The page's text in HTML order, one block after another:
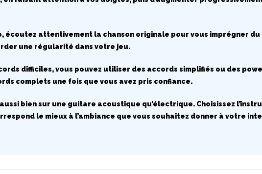
écoutez attentivement la chanson originale pour vous imprégner du
une régularité dans votre jeu.
difficiles, vous pouvez utiliser des accords simplifiés ou des
complets une fois que vous avez pris confiance.
bien sur une guitare acoustique qu’électrique. Choisissez
le mieux à l’ambiance que vous souhaitez donner à votre